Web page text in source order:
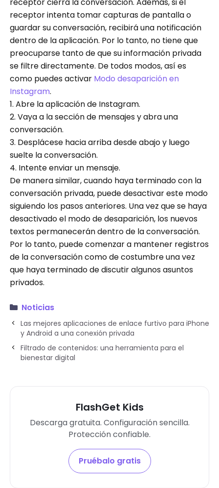
receptor cierra la conversación. Además, si el
receptor intenta tomar capturas de pantalla o
guardar su conversación, recibirá una notificación
dentro de la aplicación. Por lo tanto, no tiene que
preocuparse tanto de que su información privada
se filtre directamente. De todos modos, así es
como puedes activar Modo desaparición en
Instagram.
1. Abre la aplicación de Instagram.
2. Vaya a la sección de mensajes y abra una
conversación.
3. Desplácese hacia arriba desde abajo y luego
suelte la conversación.
4. Intente enviar un mensaje.
De manera similar, cuando haya terminado con la
conversación privada, puede desactivar este modo
siguiendo los pasos anteriores. Una vez que se haya
desactivado el modo de desaparición, los nuevos
textos permanecerán dentro de la conversación.
Por lo tanto, puede comenzar a mantener registros
de la conversación como de costumbre una vez
que haya terminado de discutir algunos asuntos
privados.
Noticias
Las mejores aplicaciones de enlace furtivo para iPhone
y Android a una conexión privada
Filtrado de contenidos: una herramienta para el
bienestar digital
FlashGet Kids
Descarga gratuita. Configuración sencilla.
Protección confiable.
Pruébalo gratis